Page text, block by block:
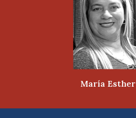
María Esther